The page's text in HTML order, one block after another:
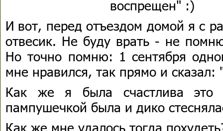
воспрещен" :)
И вот, перед отъездом домой я с
отвесик. Не буду врать - не
Но точно помню: 1 сентября
мне нравился, так прямо и
Как же я была счастлива это
пампушечкой была и дико
Как же мне удалось тогда